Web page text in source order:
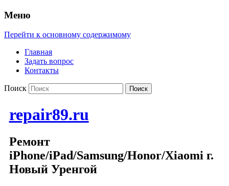
Меню
Перейти к основному содержимому
Главная
Задать вопрос
Контакты
Поиск
repair89.ru
Ремонт
iPhone/iPad/Samsung/Honor/Xiaomi г.
Новый Уренгой